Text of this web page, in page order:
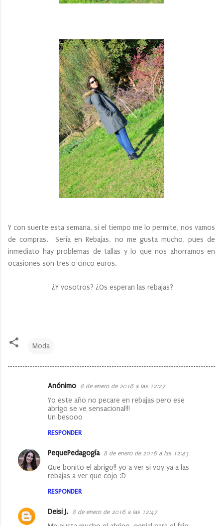
Y con suerte esta semana, si el tiempo me lo permite, nos vamos
de compras. Sería en Rebajas, no me gusta mucho, pues de
inmediato hay problemas de tallas y lo que nos ahorramos en
ocasiones son tres o cinco euros.
¿Y vosotros? ¿Os esperan las rebajas?
Moda
t
o
Anónimo 8 de enero de 2016 a las 12:27
Yo este año no pecare en rebajas pero ese
abrigo se ve sensacional!!!
Un besooo
RESPONDER
PequePedagogía 8 de enero de 2016 a las 12:43
Que bonito el abrigo!! yo a ver si voy ya a las
rebajas a ver que cojo :D
RESPONDER
Deisi J. 8 de enero de 2016 a las 12:47